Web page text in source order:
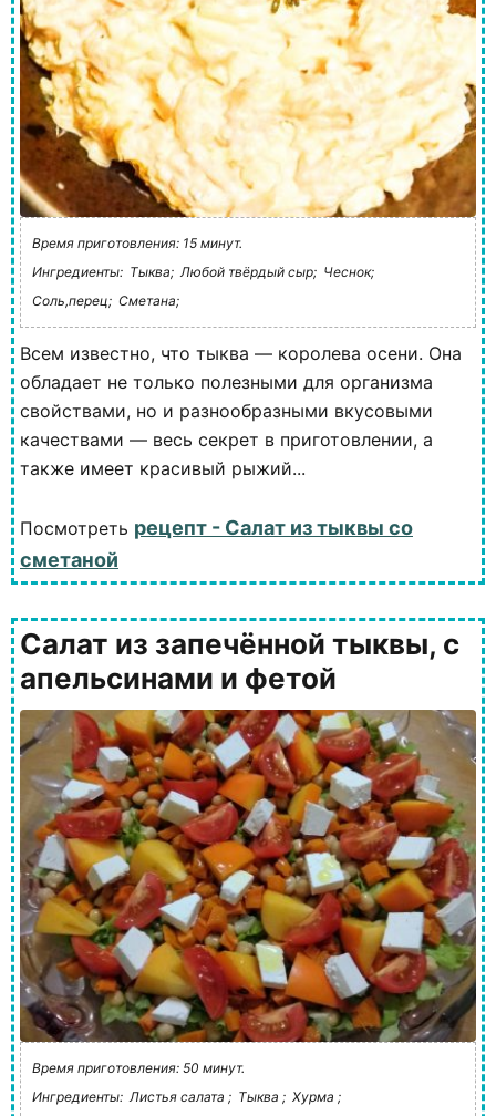
Время приготовления: 15 минут.
Ингредиенты: Тыква; Любой твёрдый сыр; Чеснок;
Соль,перец; Сметана;
Всем известно, что тыква — королева осени. Она
обладает не только полезными для организма
свойствами, но и разнообразными вкусовыми
качествами — весь секрет в приготовлении, а
также имеет красивый рыжий...
Посмотреть рецепт - Салат из тыквы со
сметаной
Салат из запечённой тыквы, с
апельсинами и фетой
Время приготовления: 50 минут.
Ингредиенты: Листья салата ; Тыква ; Хурма ;